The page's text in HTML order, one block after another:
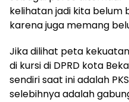
kelihatan jadi kita belum
karena juga memang
Jika dilihat peta
di kursi di DPRD kota
sendiri saat ini adalah
selebihnya adalah